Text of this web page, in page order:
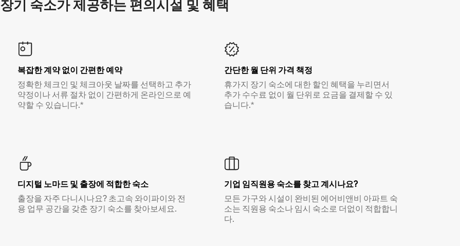
장기 숙소가 제공하는 편의시설 및 혜택
복잡한 계약 없이 간편한 예약
정확한 체크인 및 체크아웃 날짜를 선택하고 추가
약정이나 서류 절차 없이 간편하게 온라인으로 예
약할 수 있습니다.*
간단한 월 단위 가격 책정
휴가지 장기 숙소에 대한 할인 혜택을 누리면서
추가 수수료 없이 월 단위로 요금을 결제할 수 있
습니다.*
디지털 노마드 및 출장에 적합한 숙소
출장을 자주 다니시나요? 초고속 와이파이와 전
용 업무 공간을 갖춘 장기 숙소를 찾아보세요.
기업 임직원용 숙소를 찾고 계시나요?
모든 가구와 시설이 완비된 에어비앤비 아파트 숙
소는 직원용 숙소나 임시 숙소로 더없이 적합합니
다.